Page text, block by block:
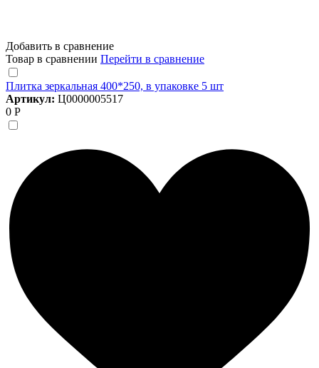
Добавить в сравнение
Товар в сравнении Перейти в сравнение
Плитка зеркальная 400*250, в упаковке 5 шт
Артикул: Ц0000005517
0 Р